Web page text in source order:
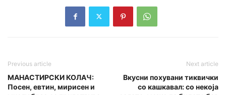
Previous article
МАНАСТИРСКИ КОЛАЧ:
Посен, евтин, мирисен и
Next article
Вкусни похувани тиквички
со кашкавал: со некоја